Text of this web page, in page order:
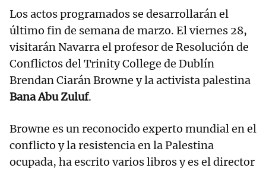
Los actos programados se desarrollarán el
último fin de semana de marzo. El viernes 28,
visitarán Navarra el profesor de Resolución de
Conflictos del Trinity College de Dublín
Brendan Ciarán Browne y la activista palestina
Bana Abu Zuluf.
Browne es un reconocido experto mundial en el
conflicto y la resistencia en la Palestina
ocupada, ha escrito varios libros y es el director